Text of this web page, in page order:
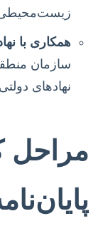
همکاری با
سازمان منطقه
نهادهای
مراحل